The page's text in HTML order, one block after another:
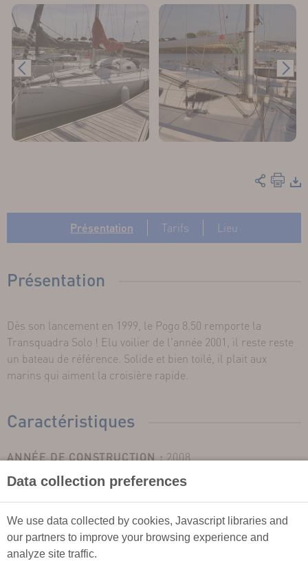
Présentation Tarifs Lieu
Présentation
Dès son lancement en 1999, le Pogo 8.50 remporte la
Transquadra Solo ! Elu voilier de l'année 2001, il reste reste
un bateau de référence. Solide et bien toilé, il plait aux
marins qui aiment la croisière rapide.
Caractéristiques
ANNÉE DE CONSTRUCTION : 2008
TYPE :Monocoque
LARGEUR :
3,60m
TIRANT D'EAU :1,75m
TYPE DE LEST :
Data collection preferences
We use data collected by cookies, Javascript libraries and
our partners to improve your browsing experience and
analyze site traffic.